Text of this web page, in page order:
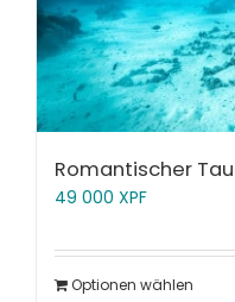
Romantischer
49 000 XPF
Optionen wählen